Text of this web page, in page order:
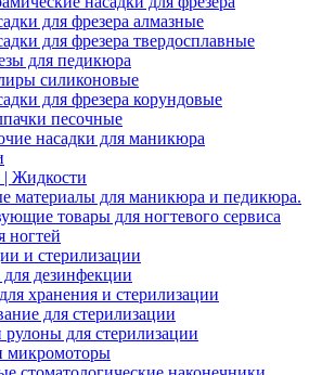
для фрезера алмазные
для фрезера твердосплавные
для педикюра
силиконовые
для фрезера корундовые
песочные
насадки для маникюра
| Жидкости
материалы для маникюра и педикюра.
товары для ногтевого сервиса
ногтей
и стерилизации
для дезинфекции
хранения и стерилизации
для стерилизации
для стерилизации
микромоторы